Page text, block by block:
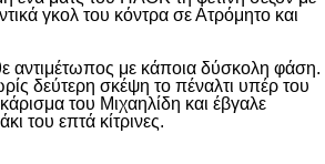
γκολ του κόντρα σε Ατρόμητο και
αντιμέτωπος με κάποια δύσκολη φάση.
δεύτερη σκέψη το πέναλτι υπέρ του
του Μιχαηλίδη και έβγαλε
του επτά κίτρινες.